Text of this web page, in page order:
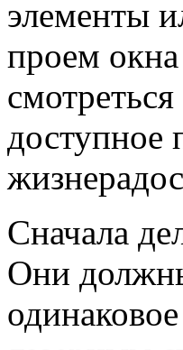
элементы
проем
доступное
Сначала
Они